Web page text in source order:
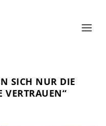
SICH NUR DIE
VERTRAUEN“